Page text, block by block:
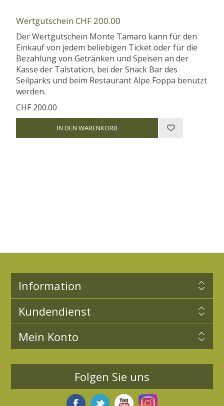
Wertgutschein CHF 200.00
Der Wertgutschein Monte Tamaro kann für den
Einkauf von jedem beliebigen Ticket oder für die
Bezahlung von Getränken und Speisen an der
Kasse der Talstation, bei der Snack Bar des
Seilparks und beim Restaurant Alpe Foppa benutzt
werden.
CHF 200.00
Information
Kundendienst
Mein Konto
Folgen Sie uns